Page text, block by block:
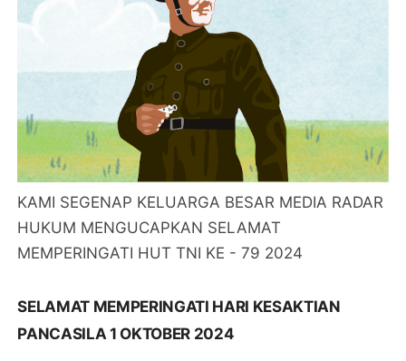
KAMI SEGENAP KELUARGA BESAR MEDIA RADAR
HUKUM MENGUCAPKAN SELAMAT
MEMPERINGATI HUT TNI KE - 79 2024
SELAMAT MEMPERINGATI HARI KESAKTIAN
PANCASILA 1 OKTOBER 2024